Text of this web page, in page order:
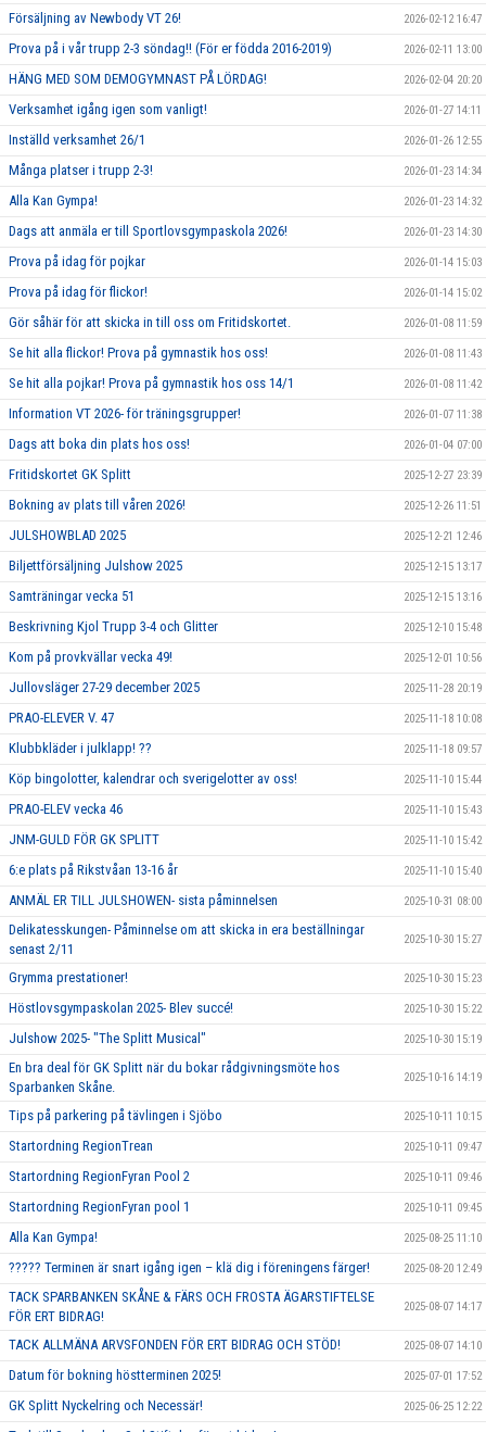
Försäljning av Newbody VT 26! 2026-02-12 16:47
Prova på i vår trupp 2-3 söndag!! (För er födda 2016-2019) 2026-02-11 13:00
HÄNG MED SOM DEMOGYMNAST PÅ LÖRDAG! 2026-02-04 20:20
Verksamhet igång igen som vanligt! 2026-01-27 14:11
Inställd verksamhet 26/1 2026-01-26 12:55
Många platser i trupp 2-3! 2026-01-23 14:34
Alla Kan Gympa! 2026-01-23 14:32
Dags att anmäla er till Sportlovsgympaskola 2026! 2026-01-23 14:30
Prova på idag för pojkar 2026-01-14 15:03
Prova på idag för flickor! 2026-01-14 15:02
Gör såhär för att skicka in till oss om Fritidskortet. 2026-01-08 11:59
Se hit alla flickor! Prova på gymnastik hos oss! 2026-01-08 11:43
Se hit alla pojkar! Prova på gymnastik hos oss 14/1 2026-01-08 11:42
Information VT 2026- för träningsgrupper! 2026-01-07 11:38
Dags att boka din plats hos oss! 2026-01-04 07:00
Fritidskortet GK Splitt 2025-12-27 23:39
Bokning av plats till våren 2026! 2025-12-26 11:51
JULSHOWBLAD 2025 2025-12-21 12:46
Biljettförsäljning Julshow 2025 2025-12-15 13:17
Samträningar vecka 51 2025-12-15 13:16
Beskrivning Kjol Trupp 3-4 och Glitter 2025-12-10 15:48
Kom på provkvällar vecka 49! 2025-12-01 10:56
Jullovsläger 27-29 december 2025 2025-11-28 20:19
PRAO-ELEVER V. 47 2025-11-18 10:08
Klubbkläder i julklapp! ?? 2025-11-18 09:57
Köp bingolotter, kalendrar och sverigelotter av oss! 2025-11-10 15:44
PRAO-ELEV vecka 46 2025-11-10 15:43
JNM-GULD FÖR GK SPLITT 2025-11-10 15:42
6:e plats på Rikstvåan 13-16 år 2025-11-10 15:40
ANMÄL ER TILL JULSHOWEN- sista påminnelsen 2025-10-31 08:00
Delikatesskungen- Påminnelse om att skicka in era beställningar
senast 2/11
2025-10-30 15:27
Grymma prestationer! 2025-10-30 15:23
Höstlovsgympaskolan 2025- Blev succé! 2025-10-30 15:22
Julshow 2025- "The Splitt Musical" 2025-10-30 15:19
En bra deal för GK Splitt när du bokar rådgivningsmöte hos
Sparbanken Skåne.
2025-10-16 14:19
Tips på parkering på tävlingen i Sjöbo 2025-10-11 10:15
Startordning RegionTrean 2025-10-11 09:47
Startordning RegionFyran Pool 2 2025-10-11 09:46
Startordning RegionFyran pool 1 2025-10-11 09:45
Alla Kan Gympa! 2025-08-25 11:10
????? Terminen är snart igång igen – klä dig i föreningens färger! 2025-08-20 12:49
TACK SPARBANKEN SKÅNE & FÄRS OCH FROSTA ÄGARSTIFTELSE
FÖR ERT BIDRAG!
2025-08-07 14:17
TACK ALLMÄNA ARVSFONDEN FÖR ERT BIDRAG OCH STÖD! 2025-08-07 14:10
Datum för bokning höstterminen 2025! 2025-07-01 17:52
GK Splitt Nyckelring och Necessär! 2025-06-25 12:22